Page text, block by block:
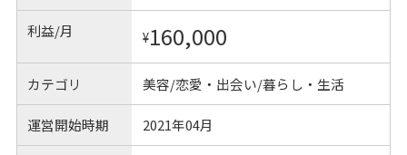
利益/月 ¥160,000
カテゴリ 美容/恋愛・出会い/暮らし・生活
運営開始時期 2021年04月